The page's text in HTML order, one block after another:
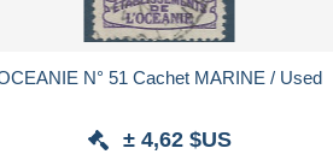
N° 51 Cachet MARINE / Used
± 4,62 $US